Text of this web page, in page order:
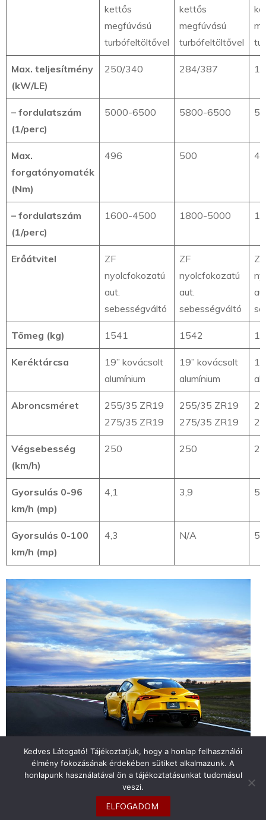
kettős
megfúvású
turbófeltöltővel
kettős
megfúvású
turbófeltöltővel
Max. teljesítmény
(kW/LE)
250/340 284/387
– fordulatszám
(1/perc)
5000-6500 5800-6500
Max.
forgatónyomaték
(Nm)
496 500
– fordulatszám
(1/perc)
1600-4500 1800-5000
Erőátvitel
ZF
nyolcfokozatú
aut.
sebességváltó
ZF
nyolcfokozatú
aut.
sebességváltó
ZF
Tömeg (kg) 1541 1542
Keréktárcsa
19” kovácsolt
alumínium
19” kovácsolt
alumínium
Abroncsméret
255/35 ZR19
275/35 ZR19
255/35 ZR19
275/35 ZR19
Végsebesség
(km/h)
250 250
Gyorsulás 0-96
km/h (mp)
4,1 3,9
Gyorsulás 0-100
km/h (mp)
4,3 N/A
info@toyotaclub.hu
Copyright © 2026Toyota Klub Magyarország
Kedves Látogató! Tájékoztatjuk, hogy a honlap felhasználói
élmény fokozásának érdekében sütiket alkalmazunk. A
honlapunk használatával ön a tájékoztatásunkat tudomásul
veszi.
ELFOGADOM